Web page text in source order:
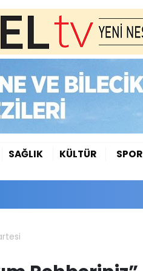
SAĞLIK KÜLTÜR SPOR